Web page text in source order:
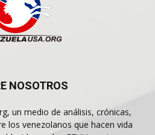
NOSOTROS
un medio de análisis, crónicas,
los venezolanos que hacen vida